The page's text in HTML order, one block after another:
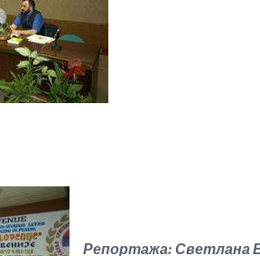
Репортажа: Светлана